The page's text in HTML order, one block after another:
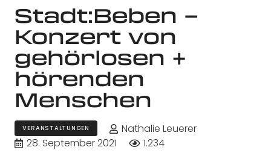
Stadt:Beben –
Konzert von
gehörlosen +
hörenden
Menschen
VERANSTALTUNGEN
Nathalie Leuerer
28. September 2021
1.234